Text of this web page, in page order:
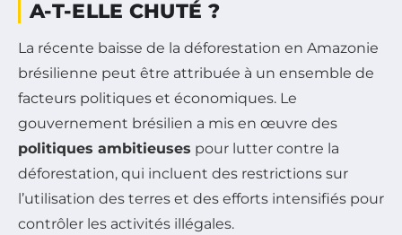
A-T-ELLE CHUTÉ ?
La récente baisse de la déforestation en Amazonie
brésilienne peut être attribuée à un ensemble de
facteurs politiques et économiques. Le
gouvernement brésilien a mis en œuvre des
politiques ambitieuses pour lutter contre la
déforestation, qui incluent des restrictions sur
l’utilisation des terres et des efforts intensifiés pour
contrôler les activités illégales.